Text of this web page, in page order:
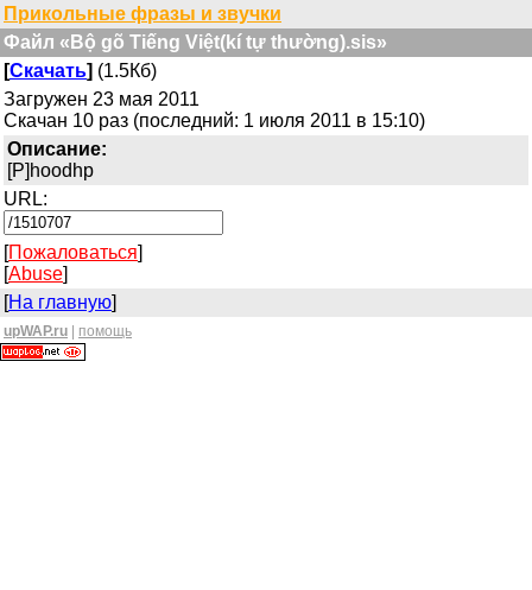
Прикольные фразы и звучки
Файл «Bộ gõ Tiếng Việt(kí tự thường).sis»
[Скачать] (1.5Кб)
Загружен 23 мая 2011
Скачан 10 раз (последний: 1 июля 2011 в 15:10)
Описание:
[P]hoodhp
URL:
[Пожаловаться]
[Abuse]
[На главную]
upWAP.ru помощь